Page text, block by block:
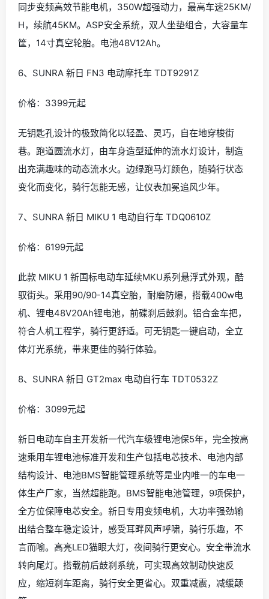
同步变频高效节能电机，350W超强动力，最高车速25KM/
H，续航45KM。ASP安全系统，双人坐垫组合，大容量车
筐，14寸真空轮胎。电池48V12Ah。
6、SUNRA 新日 FN3 电动摩托车 TDT9291Z
价格：3399元起
无钥匙孔设计的极致简化以轻盈、灵巧，自在地穿梭街
巷。跑道圆流水灯，由车身造型延伸的流水灯设计，制造
出充满趣味的动态流水火。边绿跑马灯颜色，随骑行状态
变化而变化，骑行怎能无感，让仪表加冕追风少年。
7、SUNRA 新日 MIKU 1 电动自行车 TDQ0610Z
价格：6199元起
此款 MIKU 1 新国标电动车延续MKU系列悬浮式外观，酷
驭街头。采用90/90-14真空胎，耐磨防爆，搭载400w电
机、锂电48V20Ah锂电池，前碟刹后鼓刹。铝合金车把，
符合人机工程学，骑行更舒适。可无钥匙一键启动，全立
体灯光系统，带来更佳的骑行体验。
8、SUNRA 新日 GT2max 电动自行车 TDT0532Z
价格：3099元起
新日电动车自主开发新一代汽车级锂电池保5年，完全按高
速乘用车锂电池标准开发和生产包括电芯技术、电池内部
结构设计、电池BMS智能管理系统等是业内唯一的车电一
体生产厂家，当然超能跑。BMS智能电池管理，9项保护，
全方位保障电芯安全。新日专用变频电机，大功率强劲输
出结合整车稳定设计，感受耳畔风声呼啸，骑行乐趣，不
言而喻。高亮LED猫眼大灯，夜间骑行更安心。安全带流水
转向尾灯。搭载前后鼓刹系统，可实现高效制动快速反
应，缩短刹车距离，骑行安全更省心。双重减震，减缓颠